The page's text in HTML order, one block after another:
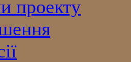
проекту